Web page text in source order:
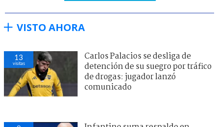
VISTO AHORA
13
visitas
Carlos Palacios se desliga de
detención de su suegro por tráfico
de drogas: jugador lanzó
comunicado